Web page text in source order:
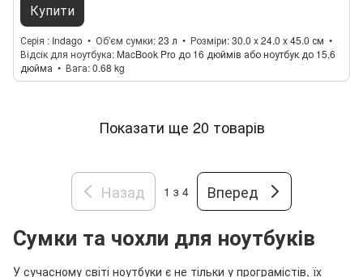
Купити
Серія Indago Об'єм сумки 23 л Розміри 30.0 x 24.0 x 45.0 см
Відсік для ноутбука MacBook Pro до 16 дюймів або ноутбук до 15,6
дюйма
Вага 0.68 kg
Показати ще 20 товарів
Назад 1 з 4 Вперед
Сумки та чохли для ноутбуків
У сучасному світі ноутбуки є не тільки у програмістів, їх